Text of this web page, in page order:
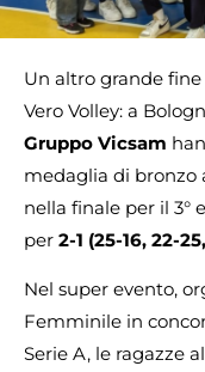
Un altro grande
Vero Volley: a
Gruppo Vicsam
medaglia di bronzo
nella finale per il 3°
per 2-1 (25-16, 22-
Nel super evento,
Femminile in
Serie A, le ragazze